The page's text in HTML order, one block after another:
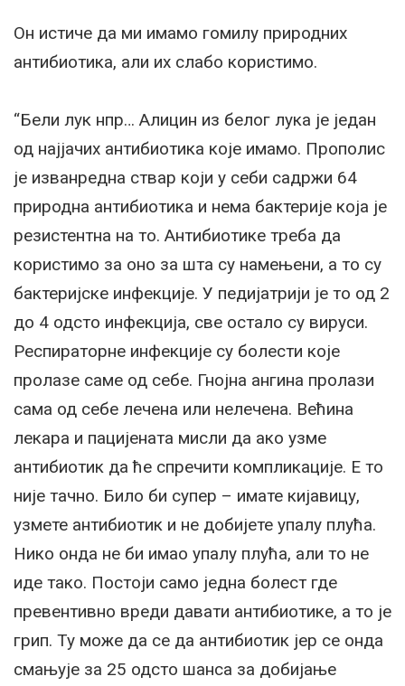
Он истиче да ми имамо гомилу природних
антибиотика, али их слабо користимо.
“Бели лук нпр… Алицин из белог лука је један
од најјачих антибиотика које имамо. Прополис
је изванредна ствар који у себи садржи 64
природна антибиотика и нема бактерије која је
резистентна на то. Антибиотике треба да
користимо за оно за шта су намењени, а то су
бактеријске инфекције. У педијатрији је то од 2
до 4 одсто инфекција, све остало су вируси.
Респираторне инфекције су болести које
пролазе саме од себе. Гнојна ангина пролази
сама од себе лечена или нелечена. Већина
лекара и пацијената мисли да ако узме
антибиотик да ће спречити компликације. Е то
није тачно. Било би супер – имате кијавицу,
узмете антибиотик и не добијете упалу плућа.
Нико онда не би имао упалу плућа, али то не
иде тако. Постоји само једна болест где
превентивно вреди давати антибиотике, а то је
грип. Ту може да се да антибиотик јер се онда
смањује за 25 одсто шанса за добијање